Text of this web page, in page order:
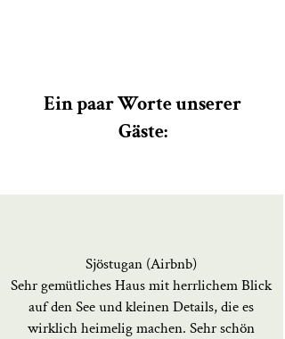
Ein paar Worte unserer
Gäste:
Sjöstugan (Airbnb)
Sehr gemütliches Haus mit herrlichem Blick
auf den See und kleinen Details, die es
wirklich heimelig machen. Sehr schön